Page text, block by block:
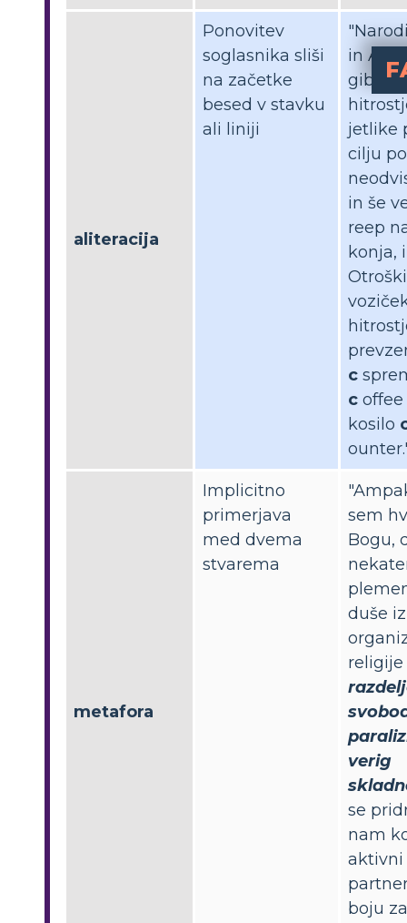
aliteracija
Ponovitev
soglasnika sliši
na začetke
besed v stavku
ali liniji
in
jetlike
cilju
in še
reep
konja,
Otroški
c
c
kosilo
metafora
Implicitno
primerjava
med dvema
stvarema
sem
Bogu,
duše
religije
verig
se
nam
aktivni
boju za